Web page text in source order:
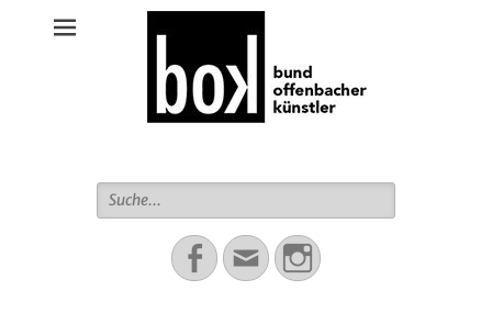
Suche
für:
Facebook
EmailInstagram